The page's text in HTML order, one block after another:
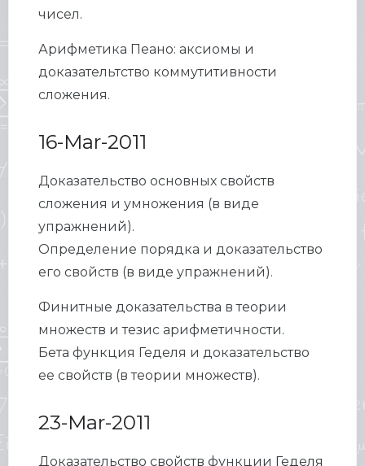
чисел.
Арифметика Пеано: аксиомы и
доказательтство коммутитивности
сложения.
16-Mar-2011
Доказательство основных свойств
сложения и умножения (в виде
упражнений).
Определение порядка и доказательство
его свойств (в виде упражнений).
Финитные доказательства в теории
множеств и тезис арифметичности.
Бета функция Геделя и доказательство
ее свойств (в теории множеств).
23-Mar-2011
Доказательство свойств функции Геделя